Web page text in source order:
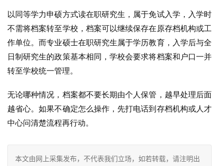
以同等学力申硕方式读在职研究生，属于免试入学，入学时
不需将档案转至学校，档案可以继续保存在原存档机构或工
作单位。而专业硕士在职研究生属于学历教育，入学后与全
日制研究生的政策基本相同，学校会要求将档案和户口一并
转至学校统一管理。
无论哪种情况，档案都不要长期由个人保管，越早处理后面
越省心。如果不确定怎么操作，先打电话到存档机构或人才
中心问清楚流程再行动。
本文由网上采集发布，不代表我们立场，如若转载，请注明出